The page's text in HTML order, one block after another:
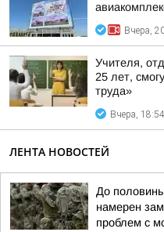
Вчера,
Учителя,
25 лет,
труда»
Вчера, 18:54
ЛЕНТА НОВОСТЕЙ
До
намерен
проблем с